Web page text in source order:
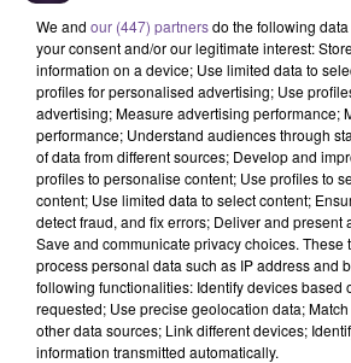
Un magasin de Limoges
vendeur de prêt-à-porter
Un magasin de Limoges recherche un
porter (H/F). Vous serez chargé
et la fidélisation des clients. Participer
We and our (447) partnersdo the following
your consent and/or our legitimate interest:
information on a device; Use limited data to
profiles for personalised advertising; Use
advertising; Measure advertising performance;
performance; Understand audiences through
of data from different sources; Develop and
profiles to personalise content; Use profiles to
content; Use limited data to select content;
detect fraud, and fix errors; Deliver and present
Save and communicate privacy choices. These
process personal data such as IP address and
following functionalities: Identify devices based
requested; Use precise geolocation data;
other data sources; Link different devices;
information transmitted automatically.